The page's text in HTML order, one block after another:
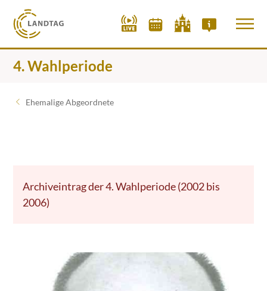
4. Wahlperiode
Ehemalige Abgeordnete
Archiveintrag der 4. Wahlperiode (2002 bis
2006)